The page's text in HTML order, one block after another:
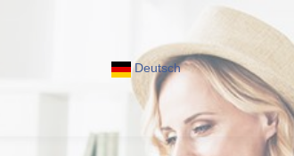
Deutsch